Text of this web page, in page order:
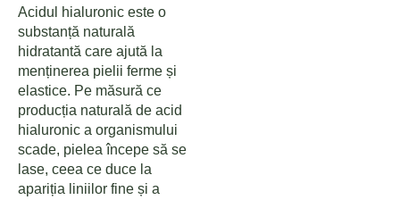
Acidul hialuronic este o
substanță naturală
hidratantă care ajută la
menținerea pielii ferme și
elastice. Pe măsură ce
producția naturală de acid
hialuronic a organismului
scade, pielea începe să se
lase, ceea ce duce la
apariția liniilor fine și a